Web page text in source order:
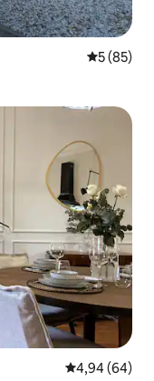
5 (85)
Povprečna
4,94 (64)